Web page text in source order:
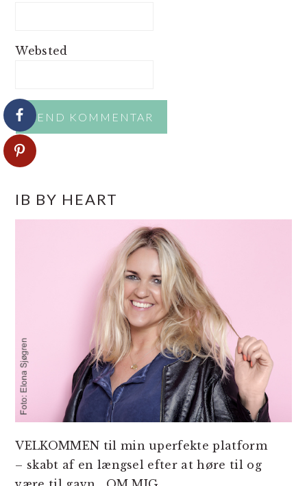
Websted
SIDEBAR
IB BY HEART
VELKOMMEN til min uperfekte platform
– skabt af en længsel efter at høre til og